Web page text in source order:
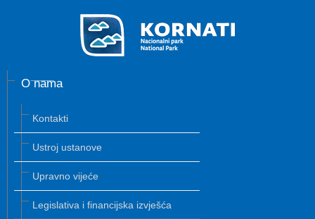
O nama
Kontakti
Ustroj ustanove
Upravno vijeće
Legislativa i financijska izvješća